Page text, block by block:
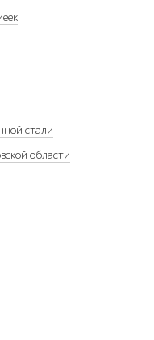
стали
области